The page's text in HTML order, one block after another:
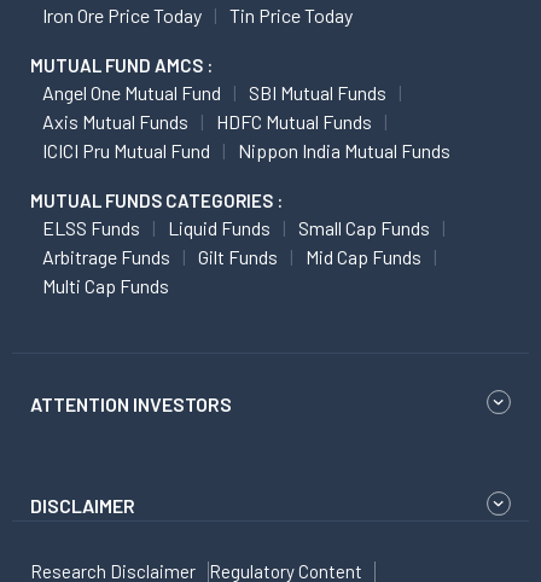
Iron Ore Price Today
Tin Price Today
MUTUAL FUND AMCS :
Angel One Mutual Fund
SBI Mutual Funds
Axis Mutual Funds
HDFC Mutual Funds
ICICI Pru Mutual Fund
Nippon India Mutual Funds
MUTUAL FUNDS CATEGORIES :
ELSS Funds Liquid Funds
Small Cap Funds
Arbitrage Funds
Gilt Funds
Mid Cap Funds
Multi Cap Funds
ATTENTION INVESTORS
DISCLAIMER
Research Disclaimer Regulatory Content